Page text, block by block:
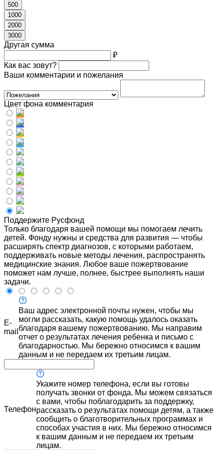
500
1000
2000
3000
Другая сумма
₽
Как вас зовут?
Ваши комментарии и пожелания
Цвет фона комментария
Поддержите Русфонд
Только благодаря вашей помощи мы помогаем лечить
детей. Фонду нужны и средства для развития — чтобы
расширять спектр диагнозов, с которыми работаем,
поддерживать новые методы лечения, распространять
медицинские знания. Любое ваше пожертвование
поможет нам лучше, полнее, быстрее выполнять наши
задачи.
E-
mail
Ваш адрес электронной почты нужен, чтобы мы
могли рассказать, какую помощь удалось оказать
благодаря вашему пожертвованию. Мы направим
отчет о результатах лечения ребенка и письмо с
благодарностью. Мы бережно относимся к вашим
данным и не передаем их третьим лицам.
Телефон
Укажите номер телефона, если вы готовы
получать звонки от фонда. Мы можем связаться
с вами, чтобы поблагодарить за поддержку,
рассказать о результатах помощи детям, а также
сообщить о благотворительных программах и
способах участия в них. Мы бережно относимся
к вашим данным и не передаем их третьим
лицам.